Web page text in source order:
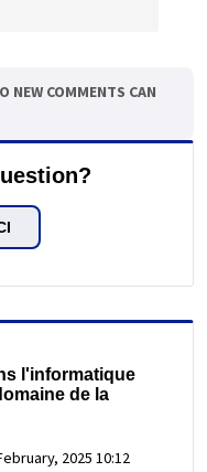
NEW COMMENTS CAN
l'informatique
de la
2025 10:12